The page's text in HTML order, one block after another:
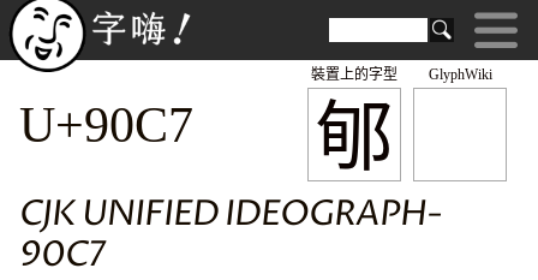
GlyphWiki
郇
裝置上的字型
U+90C7
CJK UNIFIED IDEOGRAPH-
90C7